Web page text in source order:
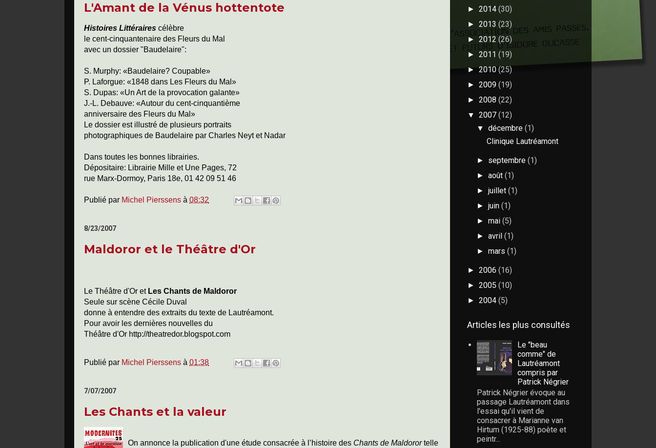
L'Amant de la Vénus hottentote
Histoires Littéraires célèbre
le cent-cinquantenaire des Fleurs du Mal
avec un dossier "Baudelaire":
S. Murphy: «Baudelaire? Coupable»
P. Laforgue: «1848 dans Les Fleurs du Mal»
S. Dupas: «Un Art de la provocation galante»
J.-L. Debauve: «Autour du cent-cinquantième
anniversaire des Fleurs du Mal»
Le dossier est illustré de plusieurs portraits
photographiques de Baudelaire par Charles Neyt et Nadar
Dans toutes les bonnes librairies.
Dépositaire: Librairie Mille et Une Pages, 72
rue Marx-Dormoy, Paris 18e, 01 42 09 51 46
Publié par Michel Pierssens à 08:32
8/23/2007
Maldoror et le Théâtre d'Or
Le Théâtre d'Or et Les Chants de Maldoror
Seule sur scène Cécile Duval
donne à entendre des extraits du texte de Lautréamont.
Pour avoir les dernières nouvelles du
Théâtre d'Or http://theatredor.blogspot.com
Publié par Michel Pierssens à 01:38
7/07/2007
Les Chants et la valeur
On annonce la publication d'une étude consacrée à l’histoire des Chants de Maldorortelle
► 2014 (30)
► 2013 (23)
► 2012 (26)
► 2011 (19)
►2010 (25)
► 2009 (19)
► 2008 (22)
▼ 2007 (12)
▼décembre(1)
Clinique Lautréamont
► septembre(1)
►août(1)
►juillet(1)
►juin(1)
►mai(5)
►avril(1)
►mars(1)
► 2006 (16)
► 2005 (10)
► 2004 (5)
Articles les plus consultés
Le "beau
comme" de
Lautréamont
compris par
Patrick Négrier
Patrick Négrier évoque au
passage Lautréamont dans
l'essai qu'il vient de
consacrer à Marianne van
Hirtum (1925-88) poète et
peintr...